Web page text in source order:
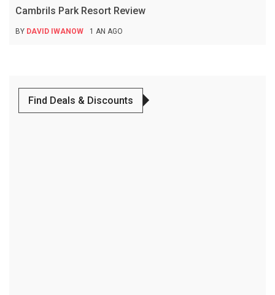
Cambrils Park Resort Review
BY DAVID IWANOW 1 AN AGO
Find Deals & Discounts